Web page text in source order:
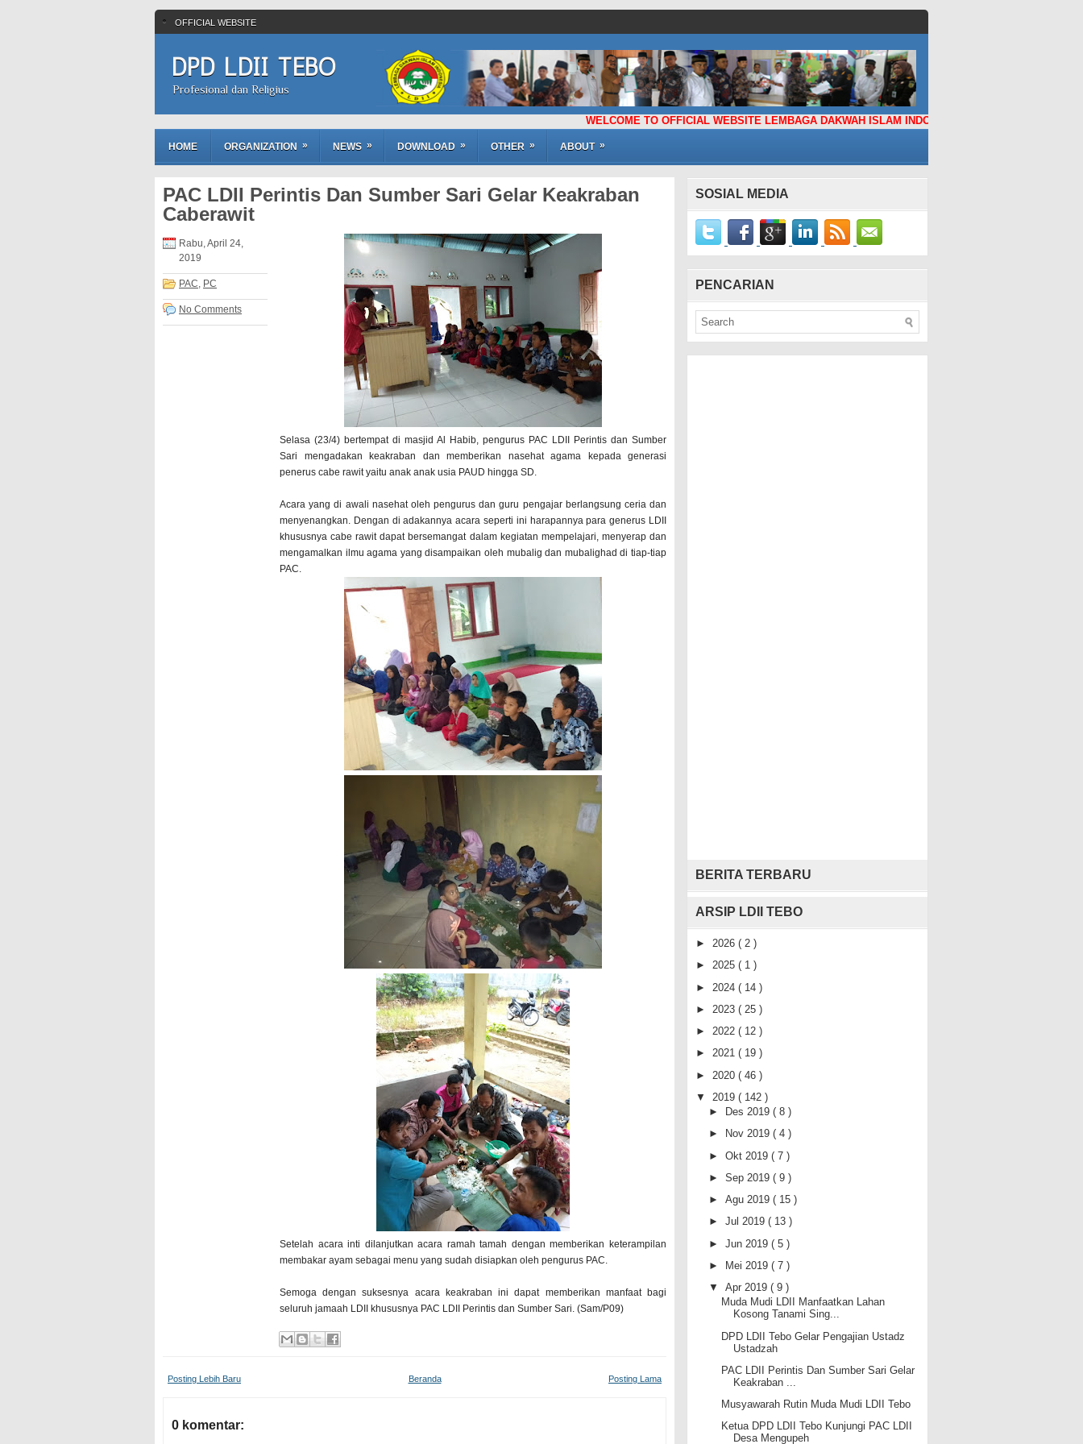
OFFICIAL WEBSITE
DPD LDII TEBO
Profesional dan Religius
WELCOME TO OFFICIAL WEBSITE LEMBAGA DAKWAH ISLAM INDONESIA KABUPATEN TEBO
HOME ORGANIZATION » NEWS » DOWNLOAD » OTHER » ABOUT »
PAC LDII Perintis Dan Sumber Sari Gelar Keakraban
Caberawit
Rabu, April 24,
2019
PAC, PC
No Comments
Selasa (23/4) bertempat di masjid Al Habib, pengurus PAC LDII Perintis dan Sumber
Sari mengadakan keakraban dan memberikan nasehat agama kepada generasi
penerus cabe rawit yaitu anak anak usia PAUD hingga SD.
Acara yang di awali nasehat oleh pengurus dan guru pengajar berlangsung ceria dan
menyenangkan. Dengan di adakannya acara seperti ini harapannya para generus LDII
khususnya cabe rawit dapat bersemangat dalam kegiatan mempelajari, menyerap dan
mengamalkan ilmu agama yang disampaikan oleh mubalig dan mubalighad di tiap-tiap
PAC.
Setelah acara inti dilanjutkan acara ramah tamah dengan memberikan keterampilan
membakar ayam sebagai menu yang sudah disiapkan oleh pengurus PAC.
Semoga dengan suksesnya acara keakraban ini dapat memberikan manfaat bagi
seluruh jamaah LDII khususnya PAC LDII Perintis dan Sumber Sari. (Sam/P09)
Posting Lebih Baru Posting Lama
Beranda
0 komentar:
SOSIAL MEDIA
PENCARIAN
BERITA TERBARU
ARSIP LDII TEBO
► 2026 ( 2 )
► 2025 ( 1 )
► 2024 ( 14 )
► 2023 ( 25 )
► 2022 ( 12 )
► 2021 ( 19 )
► 2020 ( 46 )
▼ 2019 ( 142 )
►
Des 2019 ( 8 )
►
Nov 2019 ( 4 )
► Okt 2019 ( 7 )
► Sep 2019 ( 9 )
► Agu 2019 ( 15 )
► Jul 2019 ( 13 )
► Jun 2019 ( 5 )
►
Mei 2019 ( 7 )
▼ Apr 2019 ( 9 )
Muda Mudi LDII Manfaatkan Lahan
Kosong Tanami Sing...
DPD LDII Tebo Gelar Pengajian Ustadz
Ustadzah
PAC LDII Perintis Dan Sumber Sari Gelar
Keakraban ...
Musyawarah Rutin Muda Mudi LDII Tebo
Ketua DPD LDII Tebo Kunjungi PAC LDII
Desa Mengupeh